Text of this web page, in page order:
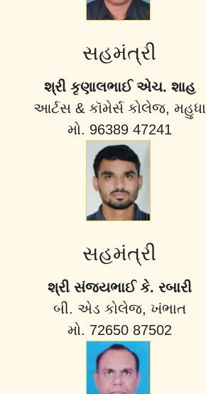
સહમંત્રી
શ્રી કૃણાલભાઈ એચ. શાહ
આર્ટસ & કૉમેર્સ કોલેજ, મહુધા
મો. 96389 47241
સહમંત્રી
શ્રી સંજયભાઈ કે. રબારી
બી. એડ કોલેજ, ખંભાત
મો. 72650 87502